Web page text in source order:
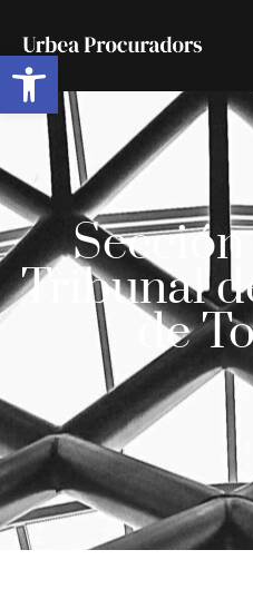
Abrir barra de
Tribunal
de